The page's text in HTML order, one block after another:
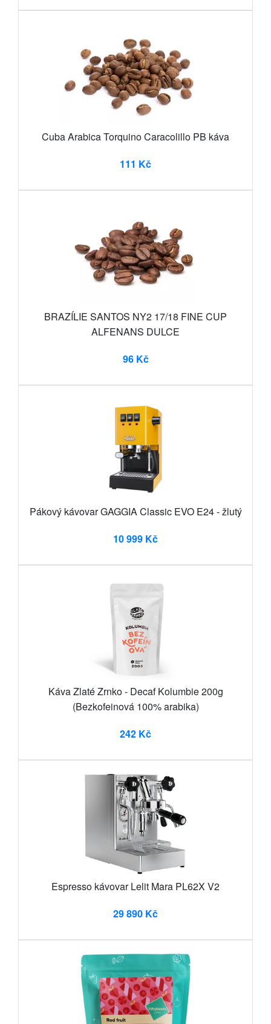
Cuba Arabica Torquino Caracolillo PB káva
111 Kč
BRAZÍLIE SANTOS NY2 17/18 FINE CUP
ALFENANS DULCE
96 Kč
Pákový kávovar GAGGIA Classic EVO E24 - žlutý
10 999 Kč
Káva Zlaté Zrnko - Decaf Kolumbie 200g
(Bezkofeinová 100% arabika)
242 Kč
Espresso kávovar Lelit Mara PL62X V2
29 890 Kč